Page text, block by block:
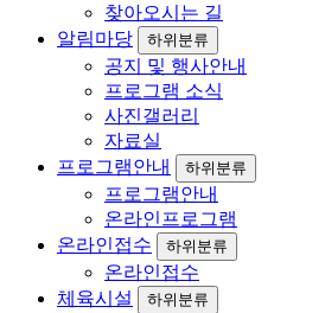
찾아오시는 길
알림마당
하위분류
공지 및 행사안내
프로그램 소식
사진갤러리
자료실
프로그램안내
하위분류
프로그램안내
온라인프로그램
온라인접수
하위분류
온라인접수
체육시설
하위분류